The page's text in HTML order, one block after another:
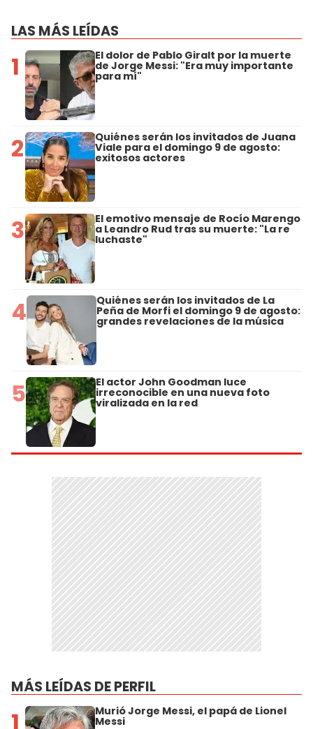
LAS MÁS LEÍDAS
1 El dolor de Pablo Giralt por la muerte
de Jorge Messi: "Era muy importante
para mí"
2 Quiénes serán los invitados de Juana
Viale para el domingo 9 de agosto:
exitosos actores
3 El emotivo mensaje de Rocío Marengo
a Leandro Rud tras su muerte: "La re
luchaste"
4 Quiénes serán los invitados de La
Peña de Morfi el domingo 9 de agosto:
grandes revelaciones de la música
5 El actor John Goodman luce
irreconocible en una nueva foto
viralizada en la red
MÁS LEÍDAS DE PERFIL
1 Murió Jorge Messi, el papá de Lionel
Messi